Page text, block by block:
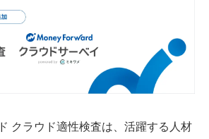
クラウド適性検査は、活躍する人材